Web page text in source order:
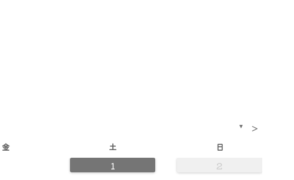
▼ >
金 土 日
1 2